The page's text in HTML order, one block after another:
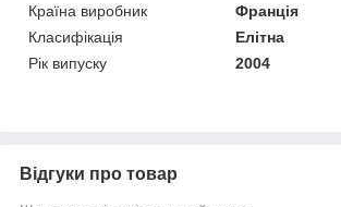
Країна виробник
Франція
Класифікація
Елітна
Рік випуску
2004
Відгуки про товар